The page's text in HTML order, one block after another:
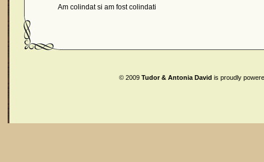
Am colindat si am fost colindati
© 2009 Tudor & Antonia David is proudly